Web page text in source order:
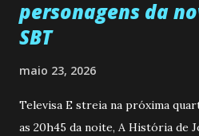
personagens da
SBT
maio 23, 2026
Televisa E streia na próxima
as 20h45 da noite, A História de